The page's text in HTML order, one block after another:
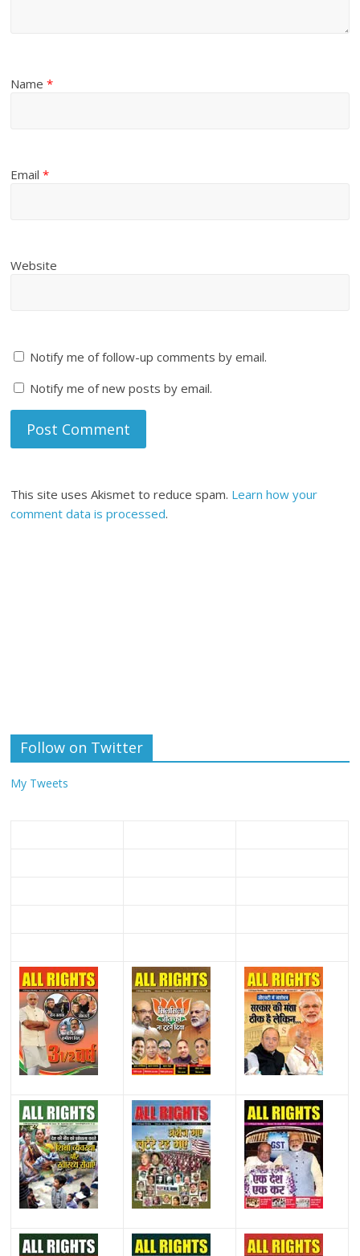
Name*
Email*
Website
Notify me of follow-up comments by email.
Notify me of new posts by email.
This site uses Akismet to reduce spam. Learn how your
comment data is processed.
Follow on Twitter
My Tweets